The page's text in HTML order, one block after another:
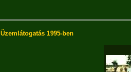
Üzemlátogatás 1995-ben